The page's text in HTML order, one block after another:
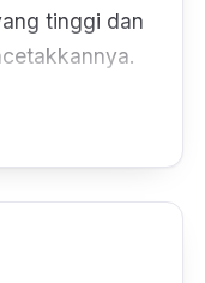
tinggi dan
fungsi